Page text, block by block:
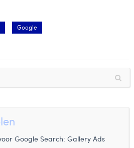
Google
Google Search: Gallery Ads